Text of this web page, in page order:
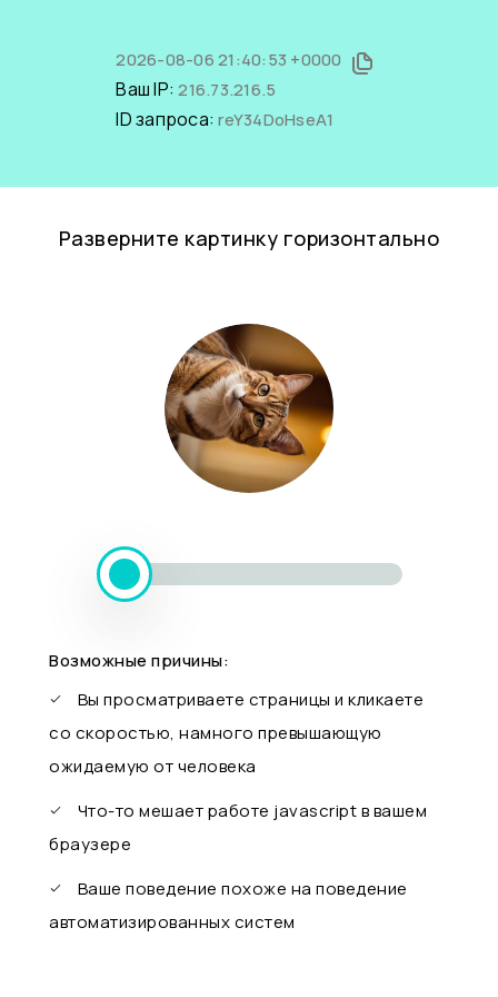
2026-08-06 21:40:53 +0000
Ваш IP:216.73.216.5
ID запроса:reY34DoHseA1
Разверните картинку горизонтально
Возможные причины:
Вы просматриваете страницы и кликаете
со скоростью, намного превышающую
ожидаемую от человека
Что-то мешает работе javascript в вашем
браузере
Ваше поведение похоже на поведение
автоматизированных систем